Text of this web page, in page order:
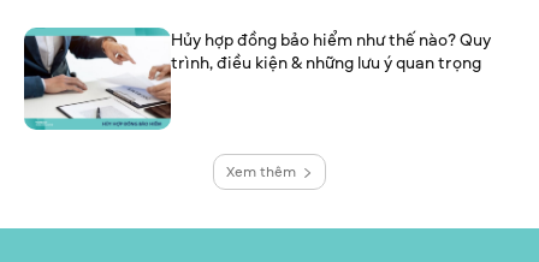
Hủy hợp đồng bảo hiểm như thế nào? Quy
trình, điều kiện & những lưu ý quan trọng
Xem thêm